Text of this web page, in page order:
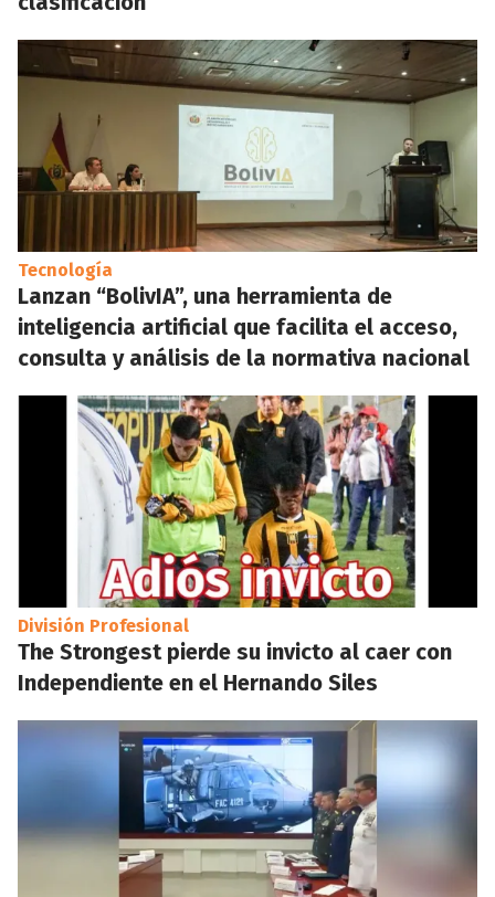
Tecnología
Lanzan “BolivIA”, una herramienta de
inteligencia artificial que facilita el acceso,
consulta y análisis de la normativa nacional
División Profesional
The Strongest pierde su invicto al caer con
Independiente en el Hernando Siles